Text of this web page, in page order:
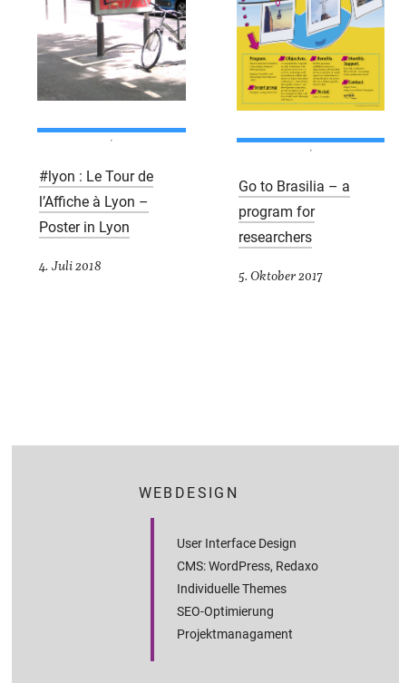
#lyon : Le Tour de
l’Affiche à Lyon –
Poster in Lyon
4. Juli 2018
Go to Brasilia – a
program for
researchers
5. Oktober 2017
WEBDESIGN
User Interface Design
CMS: WordPress, Redaxo
Individuelle Themes
SEO-Optimierung
Projektmanagament